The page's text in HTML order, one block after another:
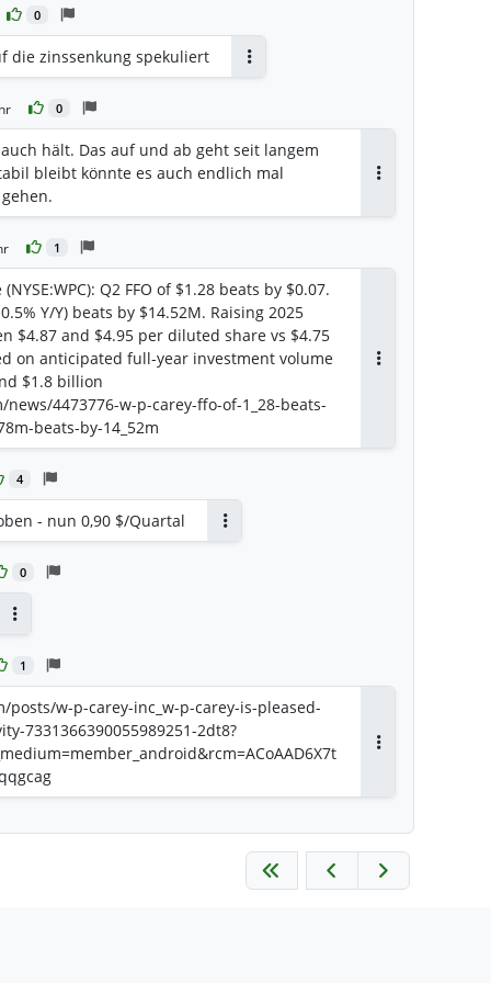
0
die zinssenkung spekuliert
0
hält. Das auf und ab geht seit langem
bleibt könnte es auch endlich mal
1
Q2 FFO of $1.28 beats by $0.07.
Y/Y) beats by $14.52M. Raising 2025
$4.87 and $4.95 per diluted share vs $4.75
on anticipated full-year investment volume
$1.8 billion
4473776-w-p-carey-ffo-of-1_28-beats-
beats-by-14_52m
4
- nun 0,90 $/Quartal
0
1
w-p-carey-inc_w-p-carey-is-pleased-
7331366390055989251-2dt8?